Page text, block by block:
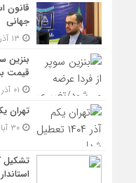
قانون
جهانی
بنزین
قیمت
تهران یکم آذر
۳۰ آبان ۱۴۰۴ - ۲۲:۲۱
تشکیل